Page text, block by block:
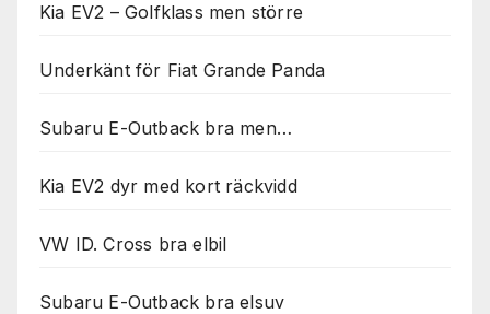
Kia EV2 – Golfklass men större
Underkänt för Fiat Grande Panda
Subaru E-Outback bra men…
Kia EV2 dyr med kort räckvidd
VW ID. Cross bra elbil
Subaru E-Outback bra elsuv